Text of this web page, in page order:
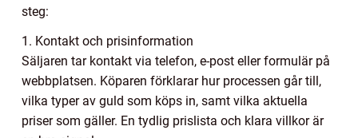
steg:
1. Kontakt och prisinformation
Säljaren tar kontakt via telefon, e-post eller formulär på
webbplatsen. Köparen förklarar hur processen går till,
vilka typer av guld som köps in, samt vilka aktuella
priser som gäller. En tydlig prislista och klara villkor är